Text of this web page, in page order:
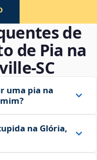
de
de Pia na
uma pia na
na Glória,